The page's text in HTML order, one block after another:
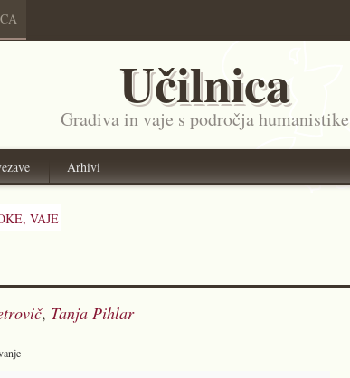
Učilnica
Gradiva in vaje s področja humanistike
Arhivi
VAJE
, Tanja Pihlar